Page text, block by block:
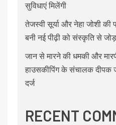
सुविधाएं मिलेंगी
तेजस्वी सूर्या और नेहा जोशी
बनी नई पीढ़ी को संस्कृति से
जान से मारने की धमकी और
हाउसकीपिंग के संचालक
दर्ज
RECENT